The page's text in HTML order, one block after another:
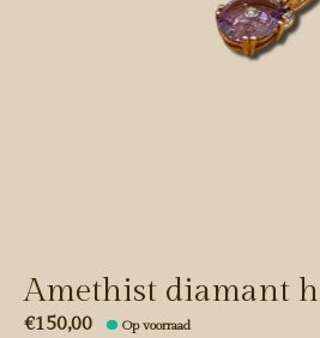
Amethist diamant
€150,00 Op voorraad